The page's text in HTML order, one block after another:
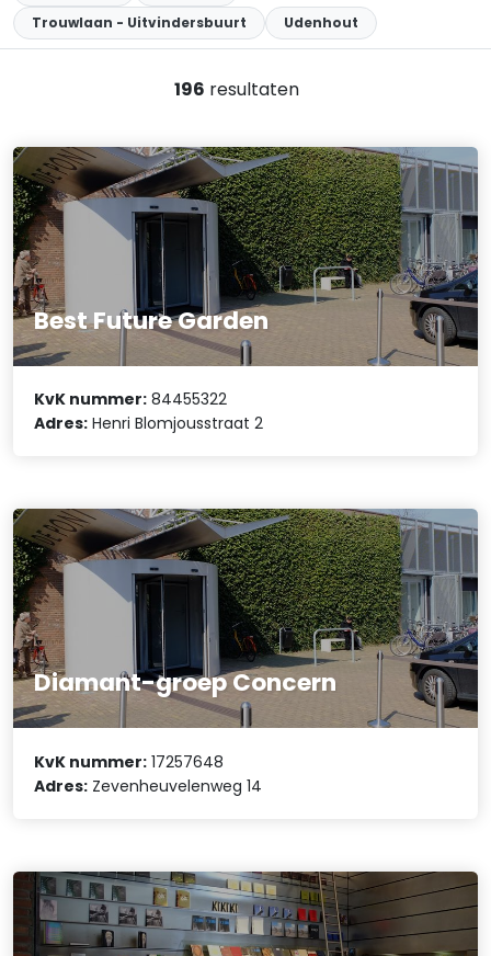
Trouwlaan - Uitvindersbuurt
Udenhout
196 resultaten
Best Future Garden
KvK nummer: 84455322
Adres: Henri Blomjousstraat 2
Diamant-groep Concern
KvK nummer: 17257648
Adres: Zevenheuvelenweg 14